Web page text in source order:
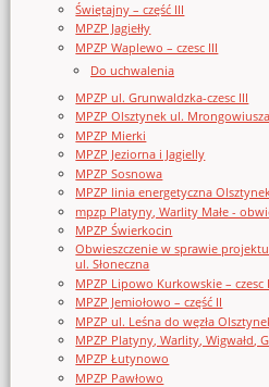
Świętajny – część III
MPZP Jagiełły
MPZP Waplewo – czesc III
Do uchwalenia
MPZP ul. Grunwaldzka-czesc III
MPZP Olsztynek ul.
MPZP Mierki
MPZP Jeziorna i Jagielly
MPZP Sosnowa
MPZP linia energetyczna
mpzp Platyny, Warlity Małe -
MPZP Świerkocin
Obwieszczenie w sprawie
ul. Słoneczna
MPZP Lipowo Kurkowskie – czesc
MPZP Jemiołowo – część II
MPZP ul. Leśna do węzła
MPZP Platyny, Warlity, Wigwałd,
MPZP Łutynowo
MPZP Pawłowo